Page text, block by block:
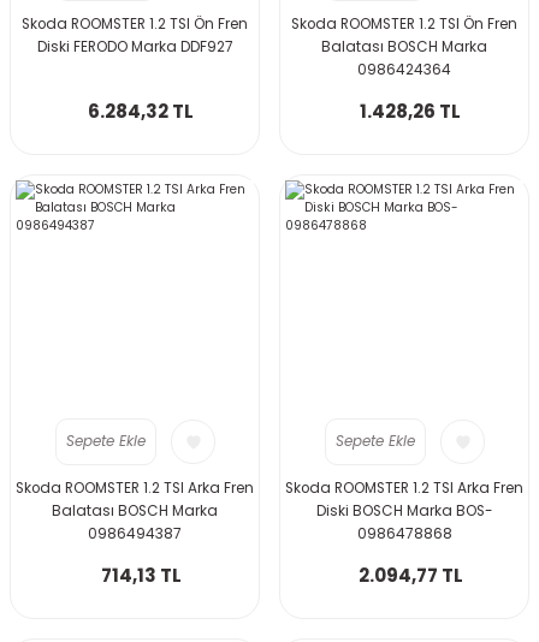
Skoda ROOMSTER 1.2 TSI Ön Fren
Diski FERODO Marka DDF927
6.284,32 TL
Skoda ROOMSTER 1.2 TSI Ön Fren
Balatası BOSCH Marka
0986424364
1.428,26 TL
Sepete Ekle
Skoda ROOMSTER 1.2 TSI Arka Fren
Balatası BOSCH Marka
0986494387
714,13 TL
Sepete Ekle
Skoda ROOMSTER 1.2 TSI Arka Fren
Diski BOSCH Marka BOS-
0986478868
2.094,77 TL